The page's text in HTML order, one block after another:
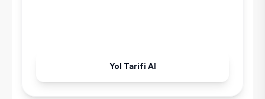
Yol Tarifi Al